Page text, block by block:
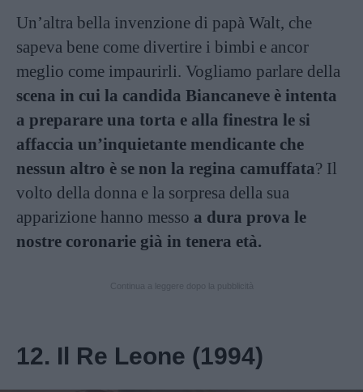
Un’altra bella invenzione di papà Walt, che
sapeva bene come divertire i bimbi e ancor
meglio come impaurirli. Vogliamo parlare della
scena in cui la candida Biancaneve è intenta
a preparare una torta e alla finestra le si
affaccia un’inquietante mendicante che
nessun altro è se non la regina camuffata? Il
volto della donna e la sorpresa della sua
apparizione hanno messo a dura prova le
nostre coronarie già in tenera età.
12. Il Re Leone (1994)